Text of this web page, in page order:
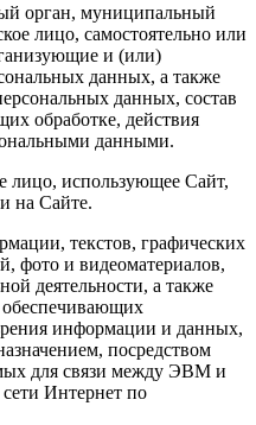
орган, муниципальный
лицо, самостоятельно или
и (или)
данных, а также
данных, состав
обработке, действия
данными.
лицо, использующее Сайт,
на Сайте.
текстов, графических
фото и видеоматериалов,
деятельности, а также
информации и данных,
посредством
для связи между ЭВМ и
Интернет по